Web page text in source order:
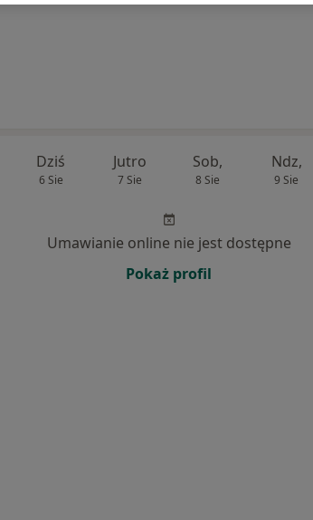
Dziś
6 Sie
Jutro
7 Sie
Sob,
8 Sie
Ndz,
9 Sie
Umawianie online nie jest dostępne
Pokaż profil